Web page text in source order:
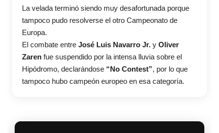
La velada terminó siendo muy desafortunada porque
tampoco pudo resolverse el otro Campeonato de
Europa.
El combate entre José Luis Navarro Jr. y Oliver
Zaren fue suspendido por la intensa lluvia sobre el
Hipódromo, declarándose “No Contest”, por lo que
tampoco hubo campeón europeo en esa categoría.